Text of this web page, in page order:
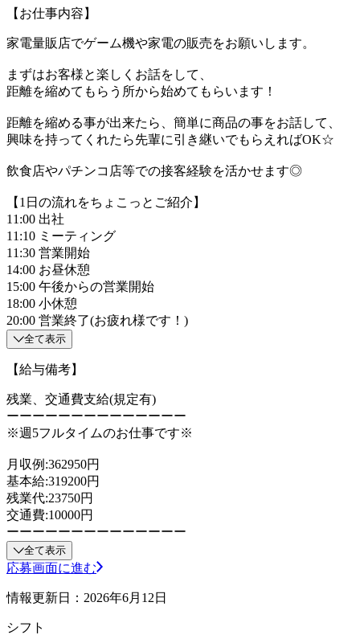
【お仕事内容】
家電量販店でゲーム機や家電の販売をお願いします。
まずはお客様と楽しくお話をして、
距離を縮めてもらう所から始めてもらいます！
距離を縮める事が出来たら、簡単に商品の事をお話して、
興味を持ってくれたら先輩に引き継いでもらえればOK☆
飲食店やパチンコ店等での接客経験を活かせます◎
【1日の流れをちょこっとご紹介】
11:00 出社
11:10 ミーティング
11:30 営業開始
14:00 お昼休憩
15:00 午後からの営業開始
18:00 小休憩
20:00 営業終了(お疲れ様です！)
全て表示
【給与備考】
残業、交通費支給(規定有)
ーーーーーーーーーーーーーー
※週5フルタイムのお仕事です※
月収例:362950円
基本給:319200円
残業代:23750円
交通費:10000円
ーーーーーーーーーーーーーー
全て表示
応募画面に進む
情報更新日：2026年6月12日
シフト